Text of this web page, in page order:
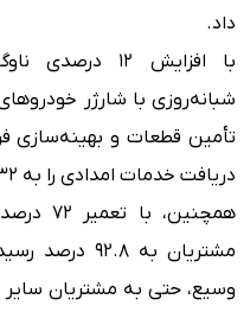
داد.
با افزایش ۱۲
شبانه‌روزی با شارژر خودروهای
تأمین قطعات و بهینه‌سازی
دریافت خدمات امدادی را به ۳۲ دقیقه کاهش یافت.
مشتریان به
وسیع، حتی به مشتریان سایر